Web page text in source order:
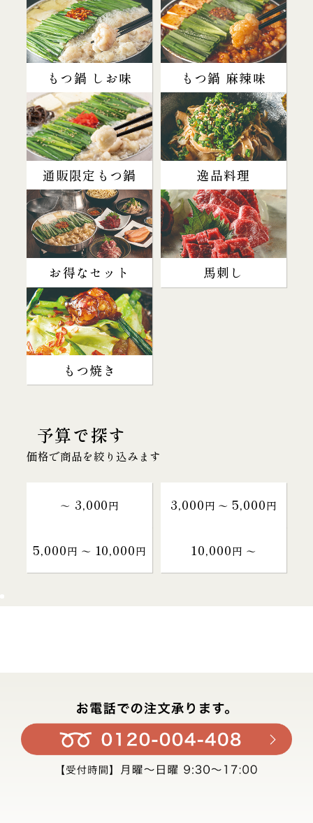
もつ鍋 しお味 もつ鍋 麻辣味
通販限定もつ鍋 逸品料理
お得なセット 馬刺し
もつ焼き
予算で探す
価格で商品を絞り込みます
～ 3,000円 3,000円 〜 5,000円
5,000円 〜 10,000円 10,000円 〜